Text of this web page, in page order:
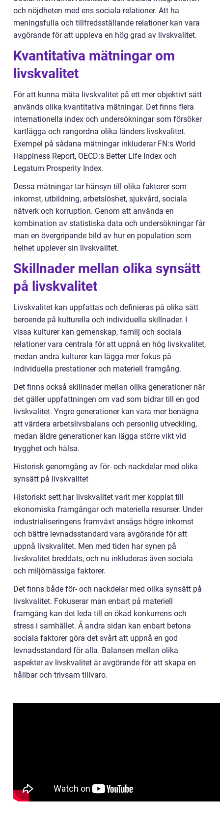
och nöjdheten med ens sociala relationer. Att ha
meningsfulla och tillfredsställande relationer kan vara
avgörande för att uppleva en hög grad av livskvalitet.
Kvantitativa mätningar om
livskvalitet
För att kunna mäta livskvalitet på ett mer objektivt sätt
används olika kvantitativa mätningar. Det finns flera
internationella index och undersökningar som försöker
kartlägga och rangordna olika länders livskvalitet.
Exempel på sådana mätningar inkluderar FN:s World
Happiness Report, OECD:s Better Life Index och
Legatum Prosperity Index.
Dessa mätningar tar hänsyn till olika faktorer som
inkomst, utbildning, arbetslöshet, sjukvård, sociala
nätverk och korruption. Genom att använda en
kombination av statistiska data och undersökningar får
man en övergripande bild av hur en population som
helhet upplever sin livskvalitet.
Skillnader mellan olika synsätt
på livskvalitet
Livskvalitet kan uppfattas och definieras på olika sätt
beroende på kulturella och individuella skillnader. I
vissa kulturer kan gemenskap, familj och sociala
relationer vara centrala för att uppnå en hög livskvalitet,
medan andra kulturer kan lägga mer fokus på
individuella prestationer och materiell framgång.
Det finns också skillnader mellan olika generationer när
det gäller uppfattningen om vad som bidrar till en god
livskvalitet. Yngre generationer kan vara mer benägna
att värdera arbetslivsbalans och personlig utveckling,
medan äldre generationer kan lägga större vikt vid
trygghet och hälsa.
Historisk genomgång av för- och nackdelar med olika
synsätt på livskvalitet
Historiskt sett har livskvalitet varit mer kopplat till
ekonomiska framgångar och materiella resurser. Under
industrialiseringens framväxt ansågs högre inkomst
och bättre levnadsstandard vara avgörande för att
uppnå livskvalitet. Men med tiden har synen på
livskvalitet breddats, och nu inkluderas även sociala
och miljömässiga faktorer.
Det finns både för- och nackdelar med olika synsätt på
livskvalitet. Fokuserar man enbart på materiell
framgång kan det leda till en ökad konkurrens och
stress i samhället. Å andra sidan kan enbart betona
sociala faktorer göra det svårt att uppnå en god
levnadsstandard för alla. Balansen mellan olika
aspekter av livskvalitet är avgörande för att skapa en
hållbar och trivsam tillvaro.